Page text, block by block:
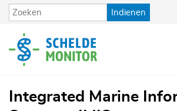
Overslaan
en
de
inhoud
Indienen
Integrated Marine